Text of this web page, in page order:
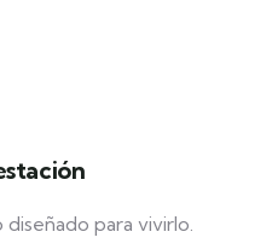
diseñado para vivirlo.